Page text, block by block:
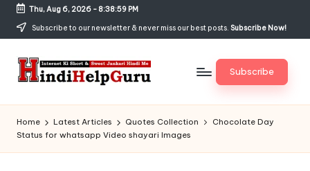
Skip
content
Thu, Aug 6, 2026- 8:39:00 PM
Subscribe to our newsletter & never miss our best posts. Subscribe Now!
H
in
di
Subscribe
Home Latest Articles Quotes Collection
Chocolate Day
Status for whatsapp Video shayari Images